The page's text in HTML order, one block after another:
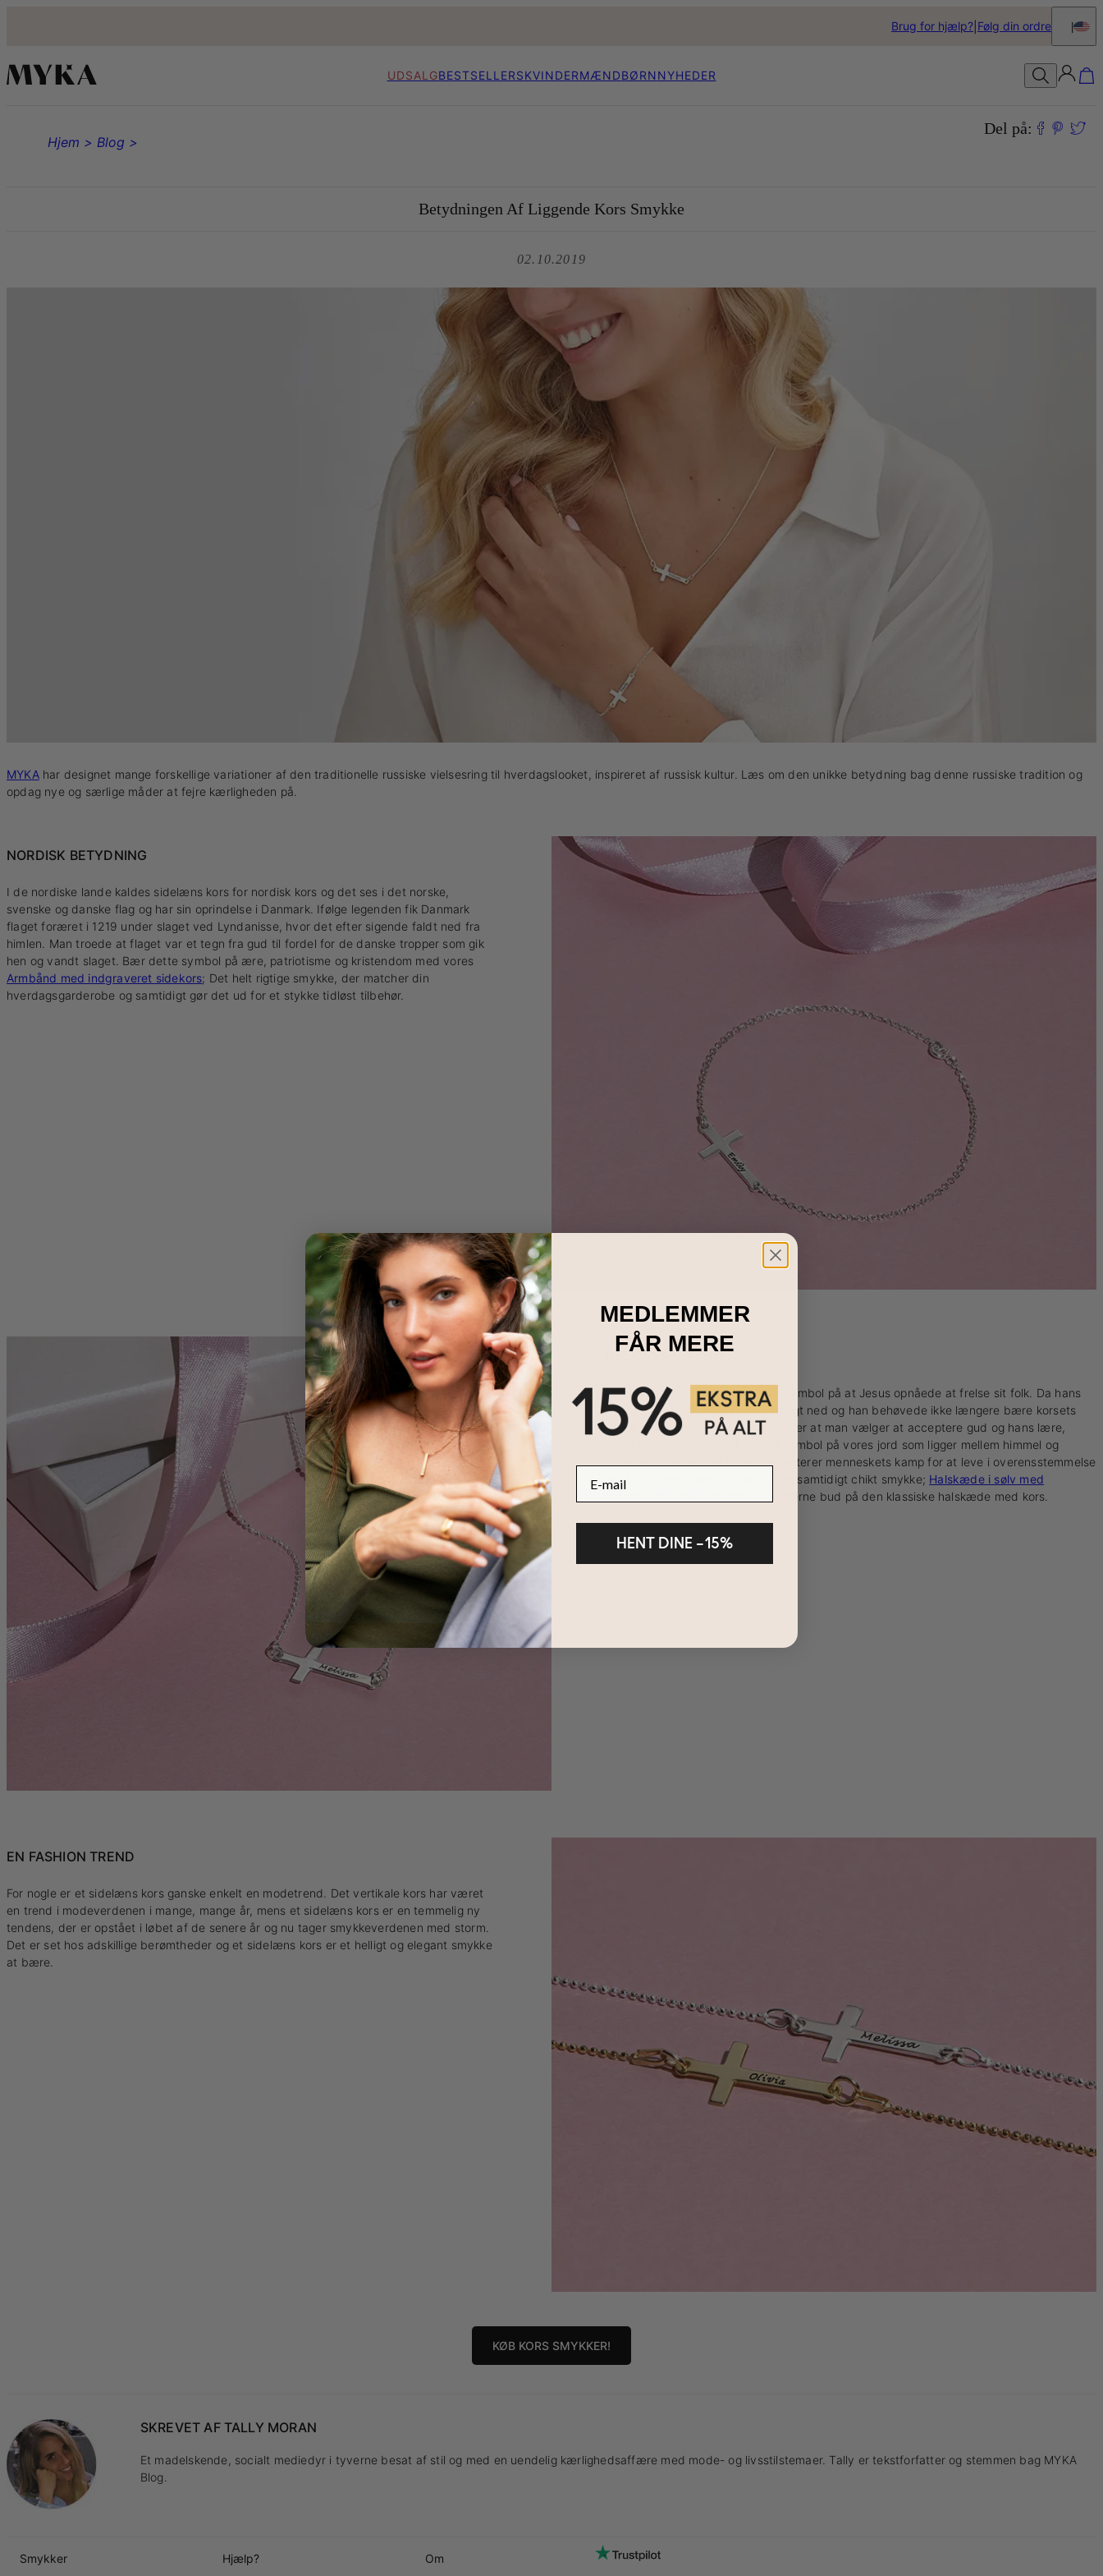
Brug for hjælp? Følg din ordre
UDSALGBESTSELLERSKVINDERMÆNDBØRNNYHEDER
Hjem > Blog >
Del på:
Betydningen Af Liggende Kors Smykke
02.10.2019
MYKAhar designet mange forskellige variationer af den traditionelle russiske vielsesring til hverdagslooket, inspireret af russisk kultur. Læs om den unikke betydning bag denne russiske tradition og
opdag nye og særlige måder at fejre kærligheden på.
NORDISK BETYDNING
I de nordiske lande kaldes sidelæns kors for nordisk kors og det ses i det norske,
svenske og danske flag og har sin oprindelse i Danmark. Ifølge legenden fik Danmark
flaget foræret i 1219 under slaget ved Lyndanisse, hvor det efter sigende faldt ned fra
himlen. Man troede at flaget var et tegn fra gud til fordel for de danske tropper som gik
hen og vandt slaget. Bær dette symbol på ære, patriotisme og kristendom med vores
Armbånd med indgraveret sidekors; Det helt rigtige smykke, der matcher din
hverdagsgarderobe og samtidigt gør det ud for et stykke tidløst tilbehør.
RELIGIØS BETYDNING
Mange anser sidelæns kors som symbol på at Jesus opnåede at frelse sit folk. Da hans
mission var fuldført, blev korset lagt ned og han behøvede ikke længere bære korsets
vægt. Nogle mener det symboliserer at man vælger at acceptere gud og hans lære,
mens andre anskuer det som et symbol på vores jord som ligger mellem himmel og
helvede og at det derfor repræsenterer menneskets kamp for at leve i overensstemmelse
med guds ord. Bær et spirituelt og samtidigt chikt smykke; Halskæde i sølv med
, som et moderne bud på den klassiske halskæde med kors.
EN FASHION TREND
For nogle er et sidelæns kors ganske enkelt en modetrend. Det vertikale kors har været
en trend i modeverdenen i mange, mange år, mens et sidelæns kors er en temmelig ny
tendens, der er opstået i løbet af de senere år og nu tager smykkeverdenen med storm.
Det er set hos adskillige berømtheder og et sidelæns kors er et helligt og elegant smykke
at bære.
KØB KORS SMYKKER!
SKREVET AF TALLY MORAN
Et madelskende, socialt mediedyr i tyverne besat af stil og med en uendelig kærlighedsaffære med mode- og livsstilstemaer. Tally er tekstforfatter og stemmen bag MYKA
Blog.
Smykker
Hjælp?
Om
MEDLEMMER
FÅR MERE
HENT DINE –15%